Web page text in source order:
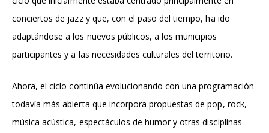
conciertos de jazz y que, con el paso del tiempo, ha ido
adaptándose a los nuevos públicos, a los municipios
participantes y a las necesidades culturales del territorio.
Ahora, el ciclo continúa evolucionando con una programación
todavía más abierta que incorpora propuestas de pop, rock,
música acústica, espectáculos de humor y otras disciplinas